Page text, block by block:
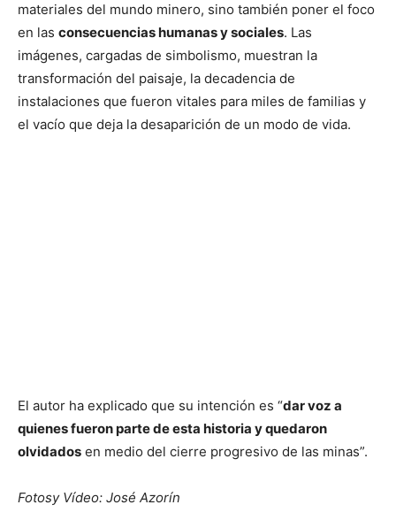
materiales del mundo minero, sino también poner el foco
en las consecuencias humanas y sociales. Las
imágenes, cargadas de simbolismo, muestran la
transformación del paisaje, la decadencia de
instalaciones que fueron vitales para miles de familias y
el vacío que deja la desaparición de un modo de vida.
El autor ha explicado que su intención es “dar voz a
quienes fueron parte de esta historia y quedaron
olvidados en medio del cierre progresivo de las minas”.
Fotosy Vídeo: José Azorín